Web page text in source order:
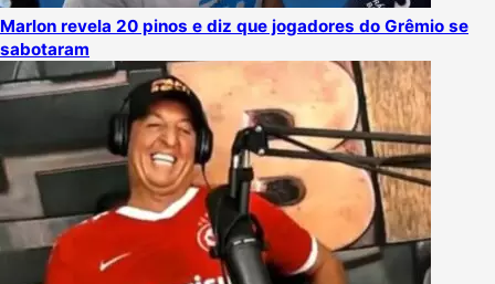
Marlon revela 20 pinos e diz que jogadores do Grêmio se
sabotaram